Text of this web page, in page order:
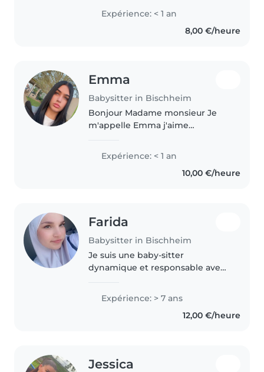
avec des troubles de sommeille
et avec un comportement
agressive.Je sais cuisiner,je suis
Expérience: < 1 an
8,00 €/heure
Emma
Babysitter in Bischheim
Bonjour Madame monsieur Je
m'appelle Emma j'aime
tout ca je suis très patiente et
sociable je m'entend super bien
avec les enfants. Je vous laisse..
Expérience: < 1 an
10,00 €/heure
Farida
Babysitter in Bischheim
Je suis une baby-sitter
dynamique et responsable avec
nourrissons, les enfants en bas
âge et les écoliers. J'aime
dessiner, lire des histoires et
Expérience: > 7 ans
12,00 €/heure
Jessica